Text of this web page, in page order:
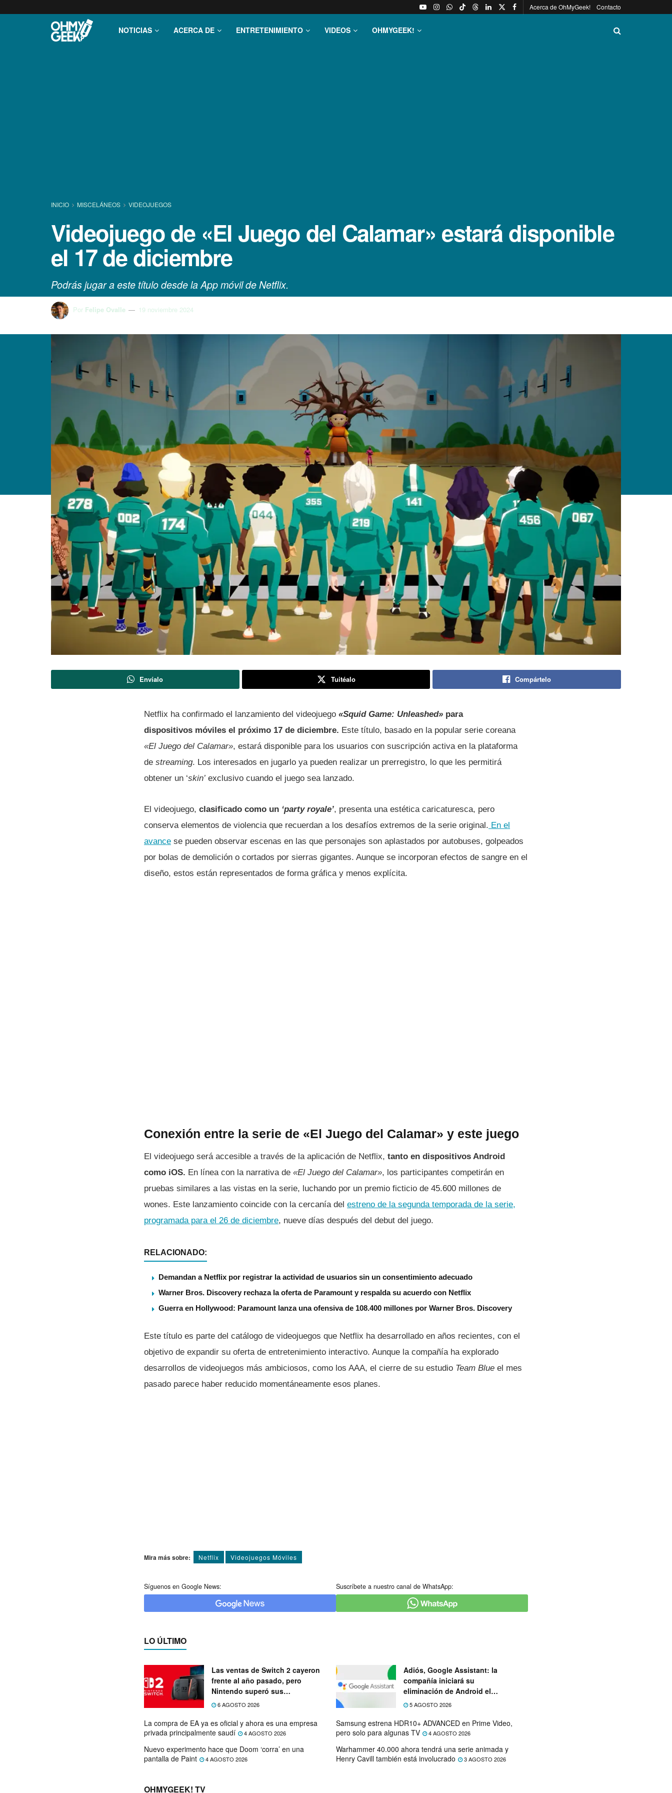
Acerca de OhMyGeek! Contacto
NOTICIAS ACERCA DE ENTRETENIMIENTO VIDEOS OHMYGEEK!
INICIO MISCELÁNEOS VIDEOJUEGOS
Videojuego de «El Juego del Calamar» estará disponible
el 17 de diciembre
Podrás jugar a este título desde la App móvil de Netflix.
Por Felipe Ovalle 19 noviembre 2024
Envíalo Tuitéalo Compártelo
Netflix ha confirmado el lanzamiento del videojuego «Squid Game: Unleashed» para
dispositivos móviles el próximo 17 de diciembre. Este título, basado en la popular serie coreana
«El Juego del Calamar», estará disponible para los usuarios con suscripción activa en la plataforma
de streaming. Los interesados en jugarlo ya pueden realizar un prerregistro, lo que les permitirá
obtener un ‘skin’ exclusivo cuando el juego sea lanzado.
El videojuego, clasificado como un ‘party royale’, presenta una estética caricaturesca, pero
conserva elementos de violencia que recuerdan a los desafíos extremos de la serie original. En el
avance se pueden observar escenas en las que personajes son aplastados por autobuses, golpeados
por bolas de demolición o cortados por sierras gigantes. Aunque se incorporan efectos de sangre en el
diseño, estos están representados de forma gráfica y menos explícita.
Conexión entre la serie de «El Juego del Calamar» y este juego
El videojuego será accesible a través de la aplicación de Netflix, tanto en dispositivos Android
como iOS. En línea con la narrativa de «El Juego del Calamar», los participantes competirán en
pruebas similares a las vistas en la serie, luchando por un premio ficticio de 45.600 millones de
wones. Este lanzamiento coincide con la cercanía del estreno de la segunda temporada de la serie,
programada para el 26 de diciembre, nueve días después del debut del juego.
RELACIONADO:
Demandan a Netflix por registrar la actividad de usuarios sin un consentimiento adecuado
Warner Bros. Discovery rechaza la oferta de Paramount y respalda su acuerdo con Netflix
Guerra en Hollywood: Paramount lanza una ofensiva de 108.400 millones por Warner Bros. Discovery
Este título es parte del catálogo de videojuegos que Netflix ha desarrollado en años recientes, con el
objetivo de expandir su oferta de entretenimiento interactivo. Aunque la compañía ha explorado
desarrollos de videojuegos más ambiciosos, como los AAA, el cierre de su estudio Team Blue el mes
pasado parece haber reducido momentáneamente esos planes.
Mira más sobre: Netflix Videojuegos Móviles
Síguenos en Google News: Suscríbete a nuestro canal de WhatsApp:
LO ÚLTIMO
Las ventas de Switch 2 cayeron
frente al año pasado, pero
Nintendo superó sus
expectativas
6 AGOSTO 2026
Adiós, Google Assistant: la
compañía iniciará su
eliminación de Android el
próximo mes
5 AGOSTO 2026
La compra de EA ya es oficial y ahora es una empresa
privada principalmente saudí
4 AGOSTO 2026
Samsung estrena HDR10+ ADVANCED en Prime Video,
pero solo para algunas TV
4 AGOSTO 2026
Nuevo experimento hace que Doom ‘corra’ en una
pantalla de Paint
4 AGOSTO 2026
Warhammer 40.000 ahora tendrá una serie animada y
Henry Cavill también está involucrado
3 AGOSTO 2026
OHMYGEEK! TV